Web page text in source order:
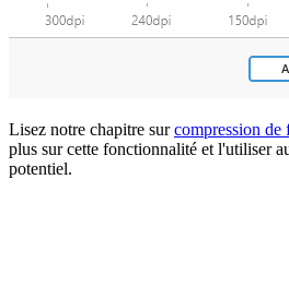
Lisez notre chapitre surcompression de
plus sur cette fonctionnalité et l'utiliser
potentiel.